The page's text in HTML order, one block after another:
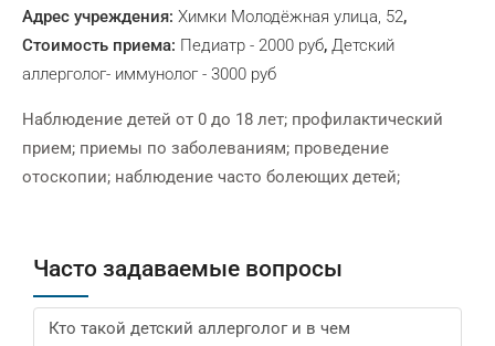
Адрес учреждения: Химки Молодёжная улица, 52,
Стоимость приема: Педиатр - 2000 руб, Детский
аллерголог- иммунолог - 3000 руб
Наблюдение детей от 0 до 18 лет; профилактический
прием; приемы по заболеваниям; проведение
отоскопии; наблюдение часто болеющих детей;
Часто задаваемые вопросы
Кто такой детский аллерголог и в чем